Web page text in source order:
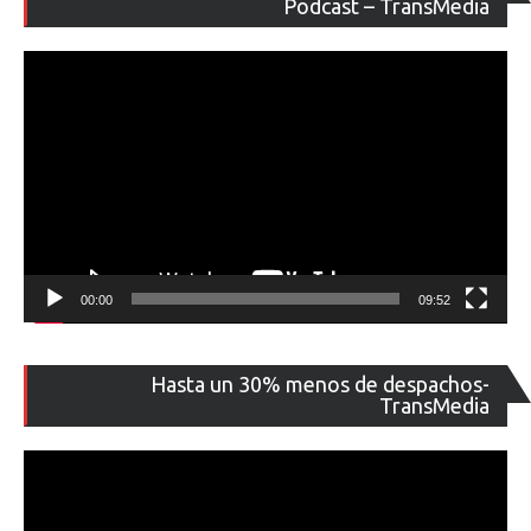
Podcast – TransMedia
00:00 09:52
Hasta un 30% menos de despachos-
TransMedia
de